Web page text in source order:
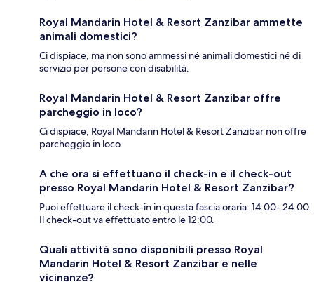
Royal Mandarin Hotel & Resort Zanzibar ammette
animali domestici?
Ci dispiace, ma non sono ammessi né animali domestici né di
servizio per persone con disabilità.
Royal Mandarin Hotel & Resort Zanzibar offre
parcheggio in loco?
Ci dispiace, Royal Mandarin Hotel & Resort Zanzibar non offre
parcheggio in loco.
A che ora si effettuano il check-in e il check-out
presso Royal Mandarin Hotel & Resort Zanzibar?
Puoi effettuare il check-in in questa fascia oraria: 14:00- 24:00.
Il check-out va effettuato entro le 12:00.
Quali attività sono disponibili presso Royal
Mandarin Hotel & Resort Zanzibar e nelle
vicinanze?